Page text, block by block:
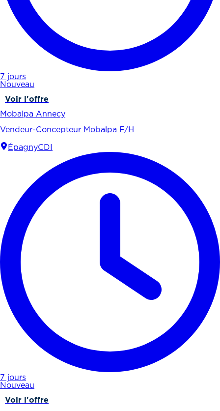
7 jours
Nouveau
Voir l'offre
Mobalpa Annecy
Vendeur-Concepteur Mobalpa F/H
ÉpagnyCDI
7 jours
Nouveau
Voir l'offre